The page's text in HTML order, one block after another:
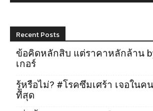
Recent Posts
ข้อคิดหลักสิบ แต่ราคาหลักล้าน
เกอร์
รู้หรือไม่? #โรคซึมเศร้า เจอใน
ที่สุด